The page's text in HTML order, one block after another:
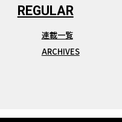
連載一覧
ARCHIVES